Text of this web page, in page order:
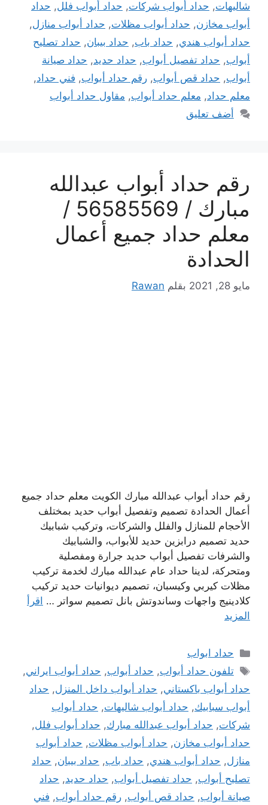
شاليهات, حداد أبواب شركات, حداد أبواب فلل, حداد
أبواب مخازن, حداد أبواب مظلات, حداد أبواب منازل,
حداد أبواب هندي, حداد باب, حداد بيبان, حداد تصليح
أبواب, حداد تفصيل أبواب, حداد حديد, حداد صيانة
أبواب, حداد قص أبواب, رقم حداد أبواب, فني حداد,
معلم حداد, معلم حداد أبواب, مقاول حداد أبواب
أضف تعليق
رقم حداد أبواب عبدالله
مبارك / 56585569 /
معلم حداد جميع أعمال
الحدادة
مايو 28, 2021 بقلم Rawan
رقم حداد أبواب عبدالله مبارك الكويت معلم حداد جميع
أعمال الحدادة تصميم وتفصيل أبواب حديد بمختلف
الأحجام للمنازل والفلل والشركات، وتركيب شبابيك
حديد تصميم درابزين حديد للأبواب، والشبابيك
والشرفات تفصيل أبواب حديد جرارة ومفصلية
ومتحركة، لدينا حداد عام عبدالله مبارك لخدمة تركيب
مظلات كيربي وكيسبان، تصميم ديوانيات حديد تركيب
كلادينيج واجهات وساندوتش بانل تصميم سواتر … اقرأ
المزيد
التصنيفات
حداد ابواب
الوسوم
تلفون حداد أبواب, حداد أبواب, حداد أبواب ايراني,
حداد أبواب باكستاني, حداد أبواب داخل المنزل, حداد
أبواب سبابيك, حداد أبواب شاليهات, حداد أبواب
شركات, حداد أبواب عبدالله مبارك, حداد أبواب فلل,
حداد أبواب مخازن, حداد أبواب مظلات, حداد أبواب
منازل, حداد أبواب هندي, حداد باب, حداد بيبان, حداد
تصليح أبواب, حداد تفصيل أبواب, حداد حديد, حداد
صيانة أبواب, حداد قص أبواب, رقم حداد أبواب, فني